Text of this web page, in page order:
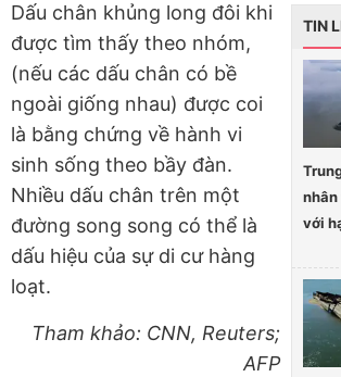
TIN
nhân
với
Dấu chân khủng long đôi khi
được tìm thấy theo nhóm,
(nếu các dấu chân có bề
ngoài giống nhau) được coi
là bằng chứng về hành vi
sinh sống theo bầy đàn.
Nhiều dấu chân trên một
đường song song có thể là
dấu hiệu của sự di cư hàng
loạt.
Tham khảo: CNN, Reuters;
AFP